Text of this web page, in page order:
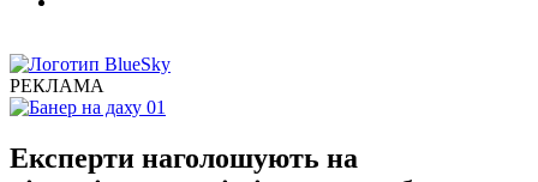
РЕКЛАМА
Експерти наголошують на